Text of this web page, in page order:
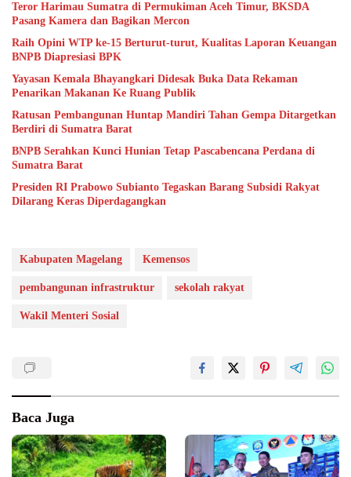
Teror Harimau Sumatra di Permukiman Aceh Timur, BKSDA
Pasang Kamera dan Bagikan Mercon
Raih Opini WTP ke-15 Berturut-turut, Kualitas Laporan Keuangan
BNPB Diapresiasi BPK
Yayasan Kemala Bhayangkari Didesak Buka Data Rekaman
Penarikan Makanan Ke Ruang Publik
Ratusan Pembangunan Huntap Mandiri Tahan Gempa Ditargetkan
Berdiri di Sumatra Barat
BNPB Serahkan Kunci Hunian Tetap Pascabencana Perdana di
Sumatra Barat
Presiden RI Prabowo Subianto Tegaskan Barang Subsidi Rakyat
Dilarang Keras Diperdagangkan
Kabupaten Magelang Kemensos
pembangunan infrastruktur sekolah rakyat
Wakil Menteri Sosial
Baca Juga